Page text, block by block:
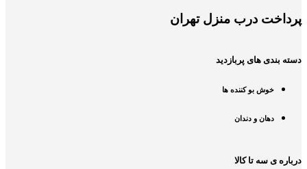
پرداخت درب منزل تهران
دسته بندی های پربازدید
خوش بو کننده ها
دهان و دندان
درباره ی سه تا کالا